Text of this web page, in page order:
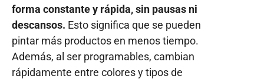
forma constante y rápida, sin pausas ni
descansos. Esto significa que se pueden
pintar más productos en menos tiempo.
Además, al ser programables, cambian
rápidamente entre colores y tipos de